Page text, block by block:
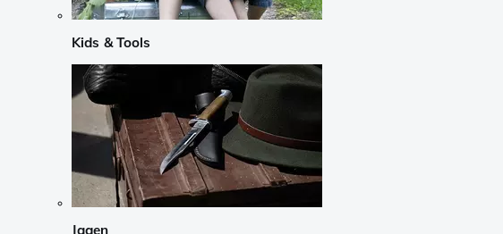
Kids & Tools
Jagen